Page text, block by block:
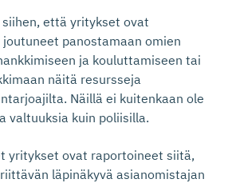
että yritykset ovat
panostamaan omien
ja kouluttamiseen tai
näitä resursseja
Näillä ei kuitenkaan ole
valtuuksia kuin poliisilla.
yritykset ovat raportoineet siitä,
läpinäkyvä asianomistajan